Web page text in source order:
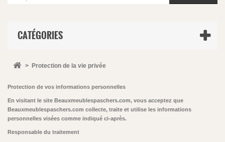
CATÉGORIES
> Protection de la vie privée
Protection de vos informations personnelles
En visitant le site Beauxmeublespaschers.com, vous acceptez que
Beauxmeublespaschers.com collecte, traite et utilise les informations
personnelles visées comme indiqué ci-après.
Responsable du traitement